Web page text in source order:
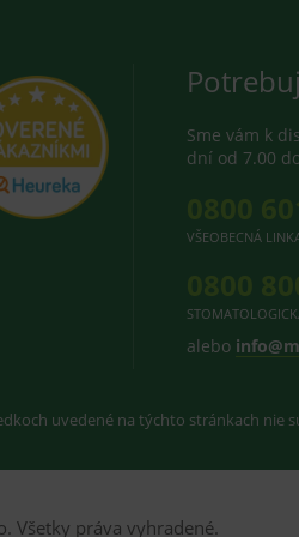
Sme vám k
dní od 7.00
VŠEOBECNÁ
alebo
uvedené na týchto stránkach nie
Všetky práva vyhradené.